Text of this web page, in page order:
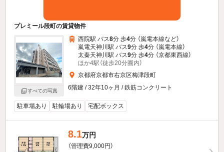
プレミール段町の賃貸物件
すべての写真
西院駅 バス8分 歩4分 （嵐電本線など）
嵐電天神川駅 バス9分 歩4分 （嵐電本線）
太秦天神川駅 バス9分 歩4分 （京都東西線）
ほか4駅（徒歩20分圏内）
京都府京都市右京区梅津段町
6階建 / 32年10ヶ月 / 鉄筋コンクリート
駐車場あり 駐輪場あり 宅配ボックス
8.1万円
（管理費9,000円）